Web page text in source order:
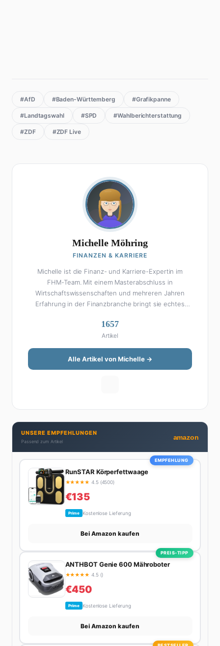
#AfD #Baden-Württemberg #Grafikpanne
#Landtagswahl #SPD #Wahlberichterstattung
#ZDF #ZDF Live
Michelle Möhring
FINANZEN & KARRIERE
Michelle ist die Finanz- und Karriere-Expertin im
FHM-Team. Mit einem Masterabschluss in
Wirtschaftswissenschaften und mehreren Jahren
Erfahrung in der Finanzbranche bringt sie echtes
Michelle klingt Altersvorsorge nicht wie eine
Steuererklärung. Ihre Stärke liegt darin, komplexe
Finanzthemen so aufzubereiten, dass sie jeder
versteht – ohne Fachchinesisch, dafür mit konkreten
Tipps zum Umsetzen. Von ETF-Strategien über
Privatleben unter einen Hut bekommt. Privat ist sie
bekennende Kaffee-Süchtige (3+ Tassen am Tag,
Minimum), Podcast-Hörerin und verbringt ihre
Wochenenden am liebsten in der Natur oder auf dem
1657
Artikel
Alle Artikel von Michelle →
UNSERE EMPFEHLUNGEN
Passend zum Artikel
amazon
EMPFEHLUNG
RunSTAR Körperfettwaage
★★★★★ 4.5 (4500)
€135
Prime Kostenlose Lieferung
Bei Amazon kaufen
PREIS-TIPP
ANTHBOT Genie 600 Mähroboter
★★★★★ 4.5 ()
€450
Prime Kostenlose Lieferung
Bei Amazon kaufen